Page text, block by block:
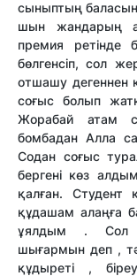
сыныптың
шын жандарың
премия ретінде
бөлгенсіп, сол
отшашу дегеннен
соғыс болып
Жорабай атам
бомбадан Алла
Содан соғыс
бергені көз
қалған. Студент
құдашам алаңға
ұялдым . Сол
шығармын деп ,
құдыреті ,